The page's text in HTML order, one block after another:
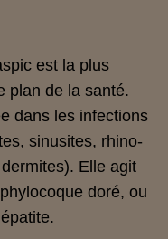
est la plus
plan de la santé.
dans les infections
sinusites, rhino-
Elle agit
doré, ou